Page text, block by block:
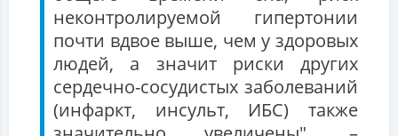
неконтролируемой гипертонии
почти вдвое выше, чем у здоровых
людей, а значит риски других
сердечно-сосудистых заболеваний
(инфаркт, инсульт, ИБС) также